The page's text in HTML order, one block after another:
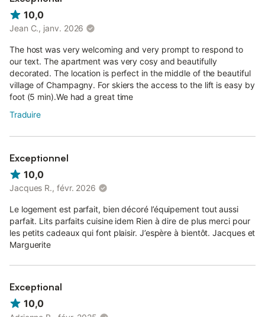
10,0
Jean C., janv. 2026
The host was very welcoming and very prompt to respond to
our text. The apartment was very cosy and beautifully
decorated. The location is perfect in the middle of the beautiful
village of Champagny. For skiers the access to the lift is easy by
foot (5 min).We had a great time
Traduire
Exceptionnel
10,0
Jacques R., févr. 2026
Le logement est parfait, bien décoré l’équipement tout aussi
parfait. Lits parfaits cuisine idem Rien à dire de plus merci pour
les petits cadeaux qui font plaisir. J’espère à bientôt. Jacques et
Marguerite
Exceptional
10,0